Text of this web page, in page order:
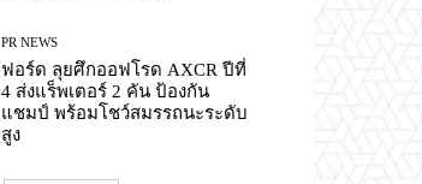
PR NEWS
ฟอร์ด ลุยศึกออฟโรด AXCR ปีที่
4 ส่งแร็พเตอร์ 2 คัน ป้องกัน
แชมป์ พร้อมโชว์สมรรถนะระดับ
สูง